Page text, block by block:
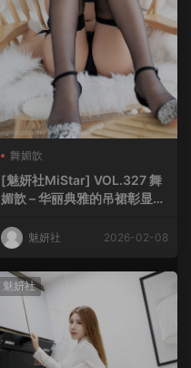
舞媚歆
[魅妍社MiStar] VOL.327 舞
媚歆 – 华丽典雅的吊裙彰显高
魅妍社 2026-02-08
魅妍社